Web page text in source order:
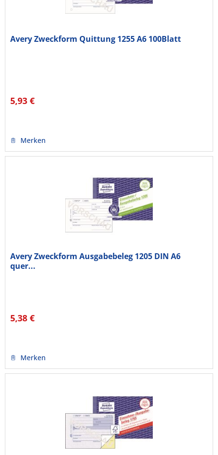
Avery Zweckform Quittung 1255 A6 100Blatt
5,93 €
Merken
Avery Zweckform Ausgabebeleg 1205 DIN A6
quer...
5,38 €
Merken